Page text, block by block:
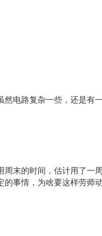
然电路复杂一些，还是
末的时间，估计用了一
的事情，为啥要这样劳师